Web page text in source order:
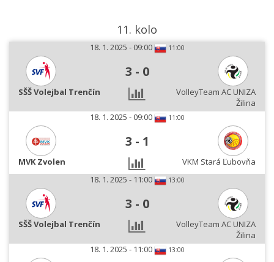
11. kolo
18. 1. 2025 - 09:00 11:00
3 - 0
SŠŠ Volejbal Trenčín
VolleyTeam AC UNIZA
Žilina
18. 1. 2025 - 09:00
11:00
3 - 1
MVK Zvolen
VKM Stará Ľubovňa
18. 1. 2025 - 11:00
13:00
3 - 0
SŠŠ Volejbal Trenčín
VolleyTeam AC UNIZA
Žilina
18. 1. 2025 - 11:00
13:00